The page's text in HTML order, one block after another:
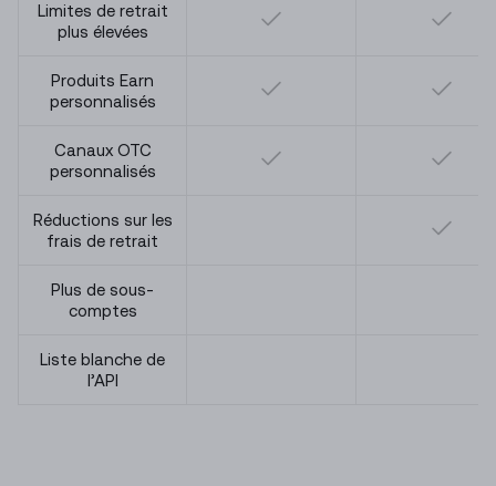
Limites de retrait
plus élevées
Produits Earn
personnalisés
Canaux OTC
personnalisés
Réductions sur les
frais de retrait
Plus de sous-
comptes
Liste blanche de
l’API